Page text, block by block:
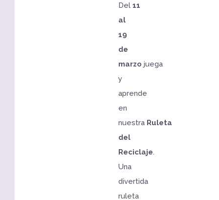
Del 11
al
19
de
marzo juega
y
aprende
en
nuestra Ruleta
del
Reciclaje.
Una
divertida
ruleta